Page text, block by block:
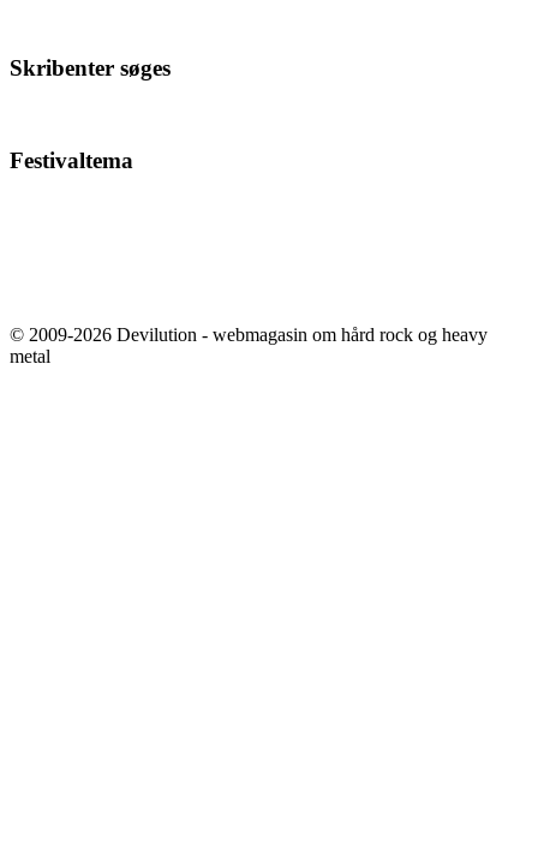
Skribenter søges
Festivaltema
© 2009-2026 Devilution - webmagasin om hård rock og heavy
metal